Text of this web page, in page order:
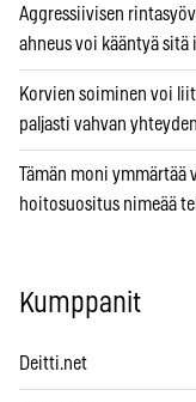
Aggressiivisen
ahneus voi kääntyä sitä
Korvien soiminen voi
paljasti vahvan yhteyden
Tämän moni ymmärtää
hoitosuositus nimeää
Kumppanit
Deitti.net